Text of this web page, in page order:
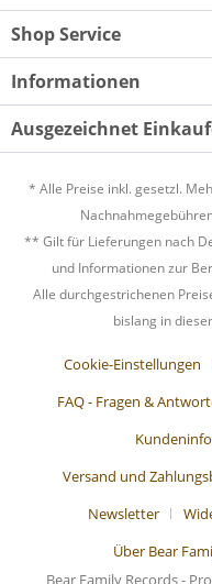
Shop Service
Informationen
Ausgezeichnet
* Alle Preise inkl. gesetzl.
** Gilt für Lieferungen nach
und Informationen zur
Alle durchgestrichenen
bislang in
Cookie-Einstellungen
FAQ - Fragen &
Versand und
Newsletter
Über Bear
Bear Family Records -